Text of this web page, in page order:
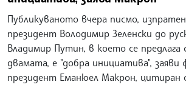
Публикуваното вчера писмо,
президент Володимир Зеленски до
Владимир Путин, в което се предлага
двамата, е "добра инициатива", заяви
президент Еманюел Макрон, цитиран